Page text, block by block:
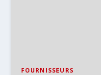
FOURNISSEURS